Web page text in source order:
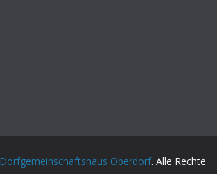
Dorfgemeinschaftshaus Oberdorf. Alle Rechte